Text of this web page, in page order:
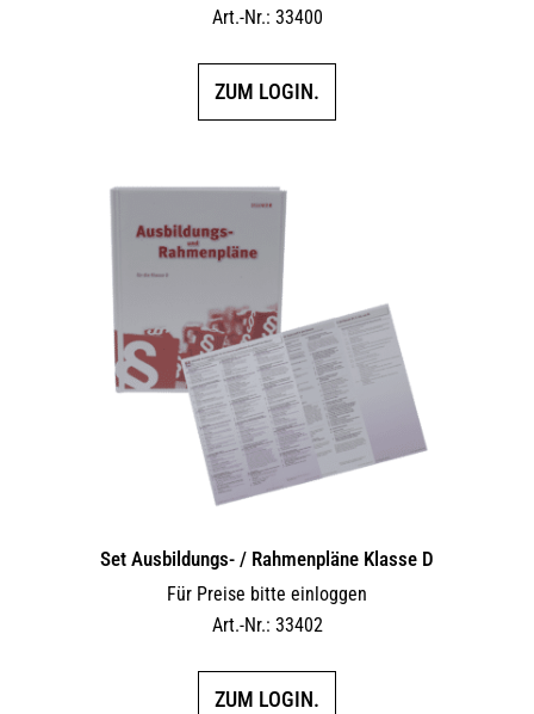
Art.-Nr.: 33400
ZUM LOGIN.
Set Ausbildungs- / Rahmenpläne Klasse D
Für Preise bitte einloggen
Art.-Nr.: 33402
ZUM LOGIN.